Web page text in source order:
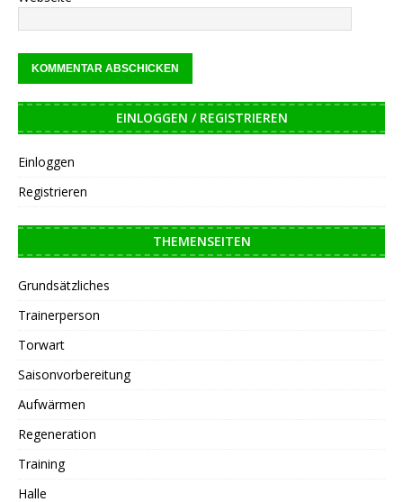
EINLOGGEN / REGISTRIEREN
Einloggen
Registrieren
THEMENSEITEN
Grundsätzliches
Trainerperson
Torwart
Saisonvorbereitung
Aufwärmen
Regeneration
Training
Halle